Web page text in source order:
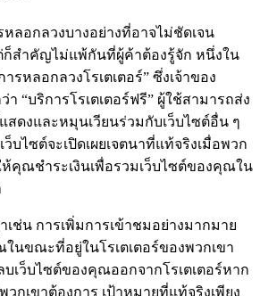
ลอกลวงบางอย่างที่อาจไม่ชัดเจน
สำคัญไม่แพ้กันที่ผู้ค้าต้องรู้จัก หนึ่งใน
รหลอกลวงโรเตเตอร์” ซึ่งเจ้าของ
า “บริการโรเตเตอร์ฟรี” ผู้ใช้สามารถส่ง
สดงและหมุนเวียนร่วมกับเว็บไซต์อื่น ๆ
ว็บไซต์จะเปิดเผยเจตนาที่แท้จริงเมื่อพวก
คุณชำระเงินเพื่อรวมเว็บไซต์ของคุณใน
ช่น การเพิ่มการเข้าชมอย่างมากมาย
นขณะที่อยู่ในโรเตเตอร์ของพวกเขา
เว็บไซต์ของคุณออกจากโรเตเตอร์หาก
กเขาต้องการ เป้าหมายที่แท้จริงเพียง